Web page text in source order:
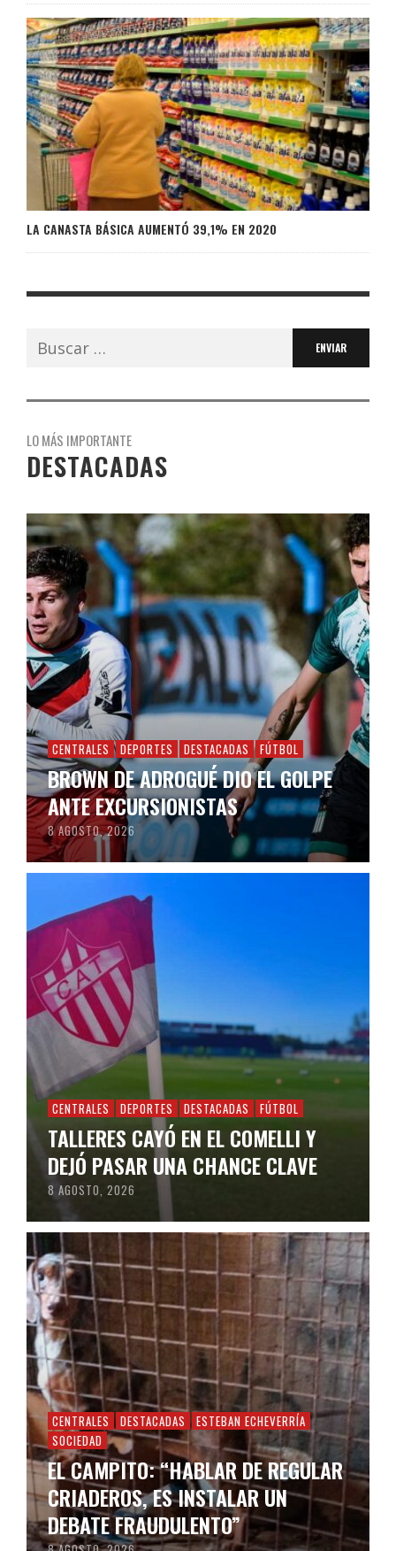
LA CANASTA BÁSICA AUMENTÓ 39,1% EN 2020
Buscar:
LO MÁS IMPORTANTE
DESTACADAS
CENTRALES DEPORTES DESTACADAS FÚTBOL
BROWN DE ADROGUÉ DIO EL GOLPE
ANTE EXCURSIONISTAS
8 AGOSTO, 2026
CENTRALES DEPORTES DESTACADAS FÚTBOL
TALLERES CAYÓ EN EL COMELLI Y
DEJÓ PASAR UNA CHANCE CLAVE
8 AGOSTO, 2026
CENTRALES DESTACADAS
ESTEBAN ECHEVERRÍA
SOCIEDAD
EL CAMPITO: “HABLAR DE REGULAR
CRIADEROS, ES INSTALAR UN
DEBATE FRAUDULENTO”